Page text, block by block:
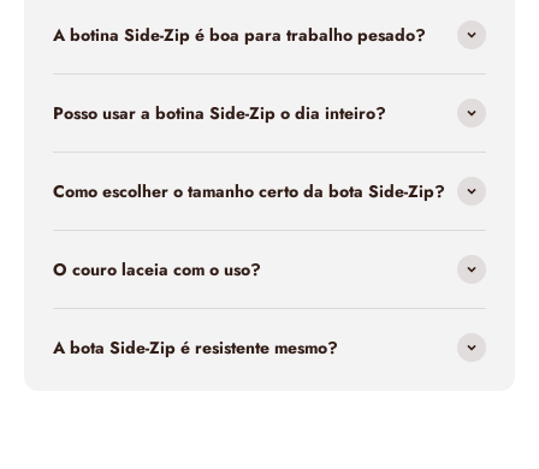
A botina Side-Zip é boa para trabalho pesado?
Posso usar a botina Side-Zip o dia inteiro?
Como escolher o tamanho certo da bota Side-Zip?
O couro laceia com o uso?
A bota Side-Zip é resistente mesmo?